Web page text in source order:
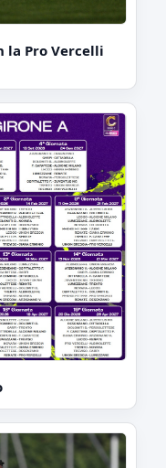
la Pro Vercelli